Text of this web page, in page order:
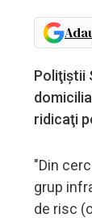
Poliţiştii
ridicaţi
"Din
grup
de risc